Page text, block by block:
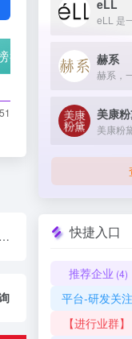
行业招聘
国家药监局公告通告
eLL
赫系
美康
快捷入口
推荐企业 (4)
平台-研发关注
【进行业群】